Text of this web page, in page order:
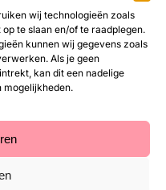
wij technologieën zoals
te slaan en/of te raadplegen.
kunnen wij gegevens zoals
Als je geen
kan dit een nadelige
mogelijkheden.
kan tijdens de
door langdurige
combinatie met Rubber
invloed hebben.
Base & Top aan te